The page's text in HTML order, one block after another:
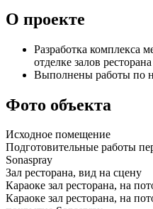
О проекте
Разработка комплекса
отделке залов ресторана
Выполнены работы по
Фото объекта
Исходное помещение
Подготовительные работы
Sonaspray
Зал ресторана, вид на сцену
Караоке зал ресторана, на
Караоке зал ресторана, на